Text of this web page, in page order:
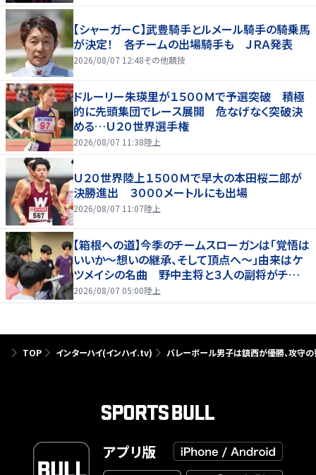
【シャーガーＣ】武豊騎手とルメール騎手の騎乗馬
が決定！ 各チームの出場騎手も ＪＲＡ発表
2026/08/07 12:48その他競技
ドルーリー朱瑛里が１５００Ｍで予選突破 積極
的に先頭集団でレース展開 危なげなく突破決
める…Ｕ２０世界選手権
2026/08/07 11:38陸上
Ｕ２０世界陸上１５００Ｍで早大の本田桜二郎が
決勝進出 ３０００メートルにも出場
2026/08/07 11:07陸上
【箱根への道】今季のチームスローガンは「覚悟は
いいか～想いの継承、そして頂点へ～」由来はケ
ツメイシの名曲 野中主将と３人の副将がチーム
を引っ張る…夏合宿特集第１弾、国学院大
2026/08/07 05:00陸上
TOP インターハイ(インハイ.tv) バレーボール男子は鎮西が優勝、攻守の
アプリ版